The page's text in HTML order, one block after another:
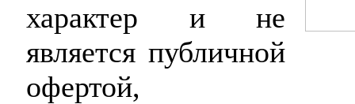
характер и не
является публичной
офертой,